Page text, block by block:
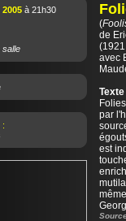
à 21h30
salle
:
(
de
avec
par
est